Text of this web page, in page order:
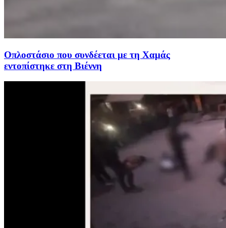
Οπλοστάσιο που συνδέεται με τη Χαμάς
εντοπίστηκε στη Βιέννη